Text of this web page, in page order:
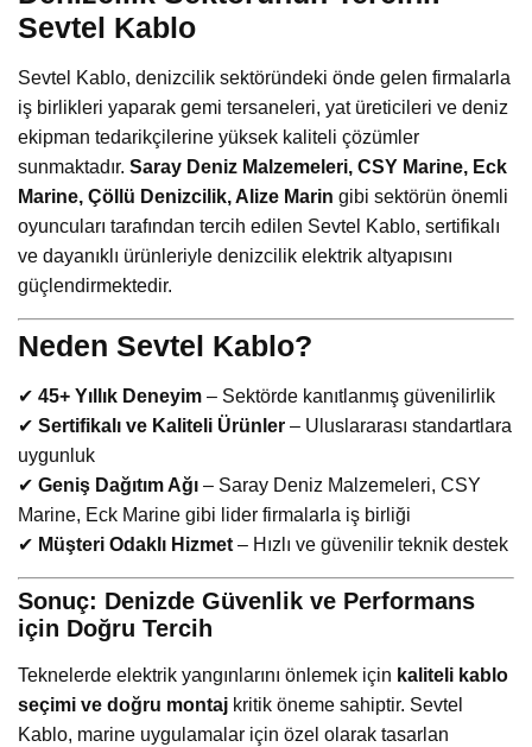
Sevtel Kablo
Sevtel Kablo, denizcilik sektöründeki önde gelen firmalarla
iş birlikleri yaparak gemi tersaneleri, yat üreticileri ve deniz
ekipman tedarikçilerine yüksek kaliteli çözümler
sunmaktadır. Saray Deniz Malzemeleri, CSY Marine, Eck
Marine, Çöllü Denizcilik, Alize Marin gibi sektörün önemli
oyuncuları tarafından tercih edilen Sevtel Kablo, sertifikalı
ve dayanıklı ürünleriyle denizcilik elektrik altyapısını
güçlendirmektedir.
Neden Sevtel Kablo?
✔ 45+ Yıllık Deneyim – Sektörde kanıtlanmış güvenilirlik
✔ Sertifikalı ve Kaliteli Ürünler – Uluslararası standartlara
uygunluk
✔ Geniş Dağıtım Ağı – Saray Deniz Malzemeleri, CSY
Marine, Eck Marine gibi lider firmalarla iş birliği
✔ Müşteri Odaklı Hizmet– Hızlı ve güvenilir teknik destek
Sonuç: Denizde Güvenlik ve Performans
için Doğru Tercih
Teknelerde elektrik yangınlarını önlemek için kaliteli kablo
seçimi ve doğru montaj kritik öneme sahiptir. Sevtel
Kablo, marine uygulamalar için özel olarak tasarlan